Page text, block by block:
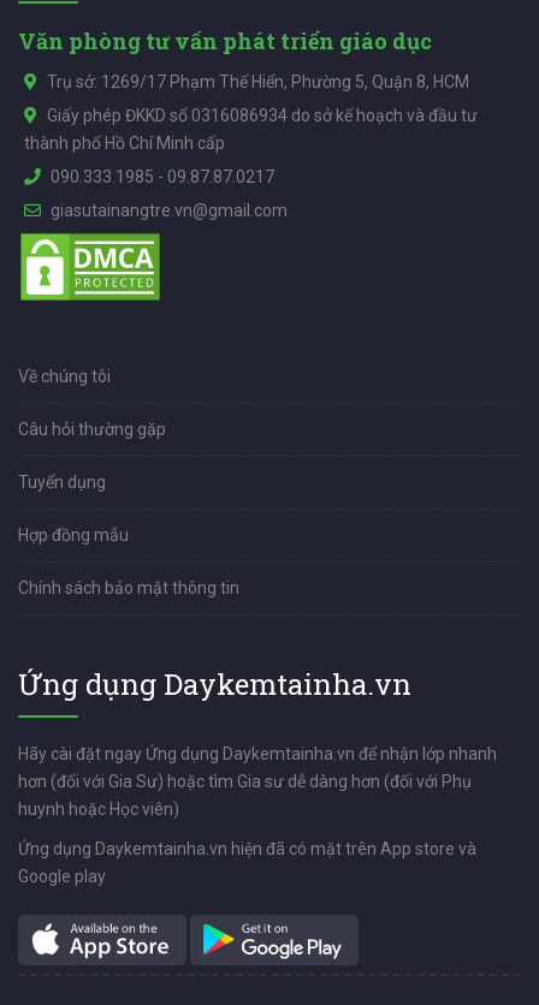
Văn phòng tư vấn phát triển giáo dục
Trụ sở: 1269/17 Phạm Thế Hiển, Phường 5, Quận 8, HCM
Giấy phép ĐKKD số 0316086934 do sở kế hoạch và đầu tư
thành phố Hồ Chí Minh cấp
090.333.1985 - 09.87.87.0217
giasutainangtre.vn@gmail.com
Về chúng tôi
Câu hỏi thường gặp
Tuyển dụng
Hợp đồng mẫu
Chính sách bảo mật thông tin
Ứng dụng Daykemtainha.vn
Hãy cài đặt ngay Ứng dụng Daykemtainha.vn để nhận lớp nhanh
hơn (đối với Gia Sư) hoặc tìm Gia sư dễ dàng hơn (đối với Phụ
huynh hoặc Học viên)
Ứng dụng Daykemtainha.vn hiện đã có mặt trên App store và
Google play